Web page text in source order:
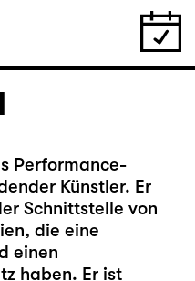
Performance-
Künstler. Er
Schnittstelle von
die eine
einen
haben. Er ist